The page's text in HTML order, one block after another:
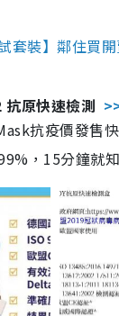
套裝】鄰住買
抗原快速檢測
抗疫價發售
，15分鐘就